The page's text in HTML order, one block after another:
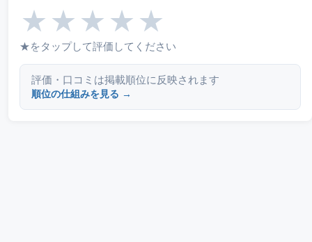
★ ★ ★ ★ ★
★をタップして評価してください
評価・口コミは掲載順位に反映されます
順位の仕組みを見る →